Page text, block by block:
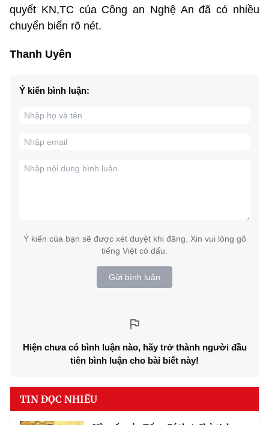
quyết KN,TC của Công an Nghệ An đã có nhiều
chuyển biến rõ nét.
Thanh Uyên
Ý kiến bình luận:
Ý kiến của bạn sẽ được xét duyệt khi đăng. Xin vui lòng gõ
tiếng Việt có dấu.
Gửi bình luận
Hiện chưa có bình luận nào, hãy trở thành người đầu
tiên bình luận cho bài biết này!
TIN ĐỌC NHIỀU